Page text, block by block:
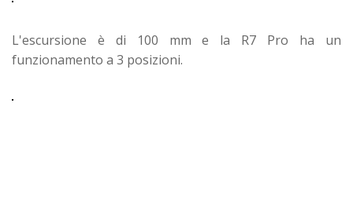
L'escursione è di 100 mm e la R7 Pro ha un
funzionamento a 3 posizioni.